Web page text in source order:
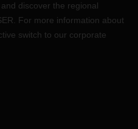
discover the regional
For more information about
switch to our corporate